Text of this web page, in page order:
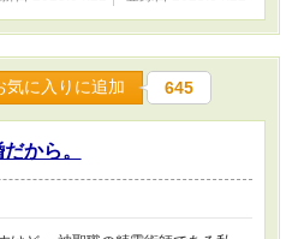
気に入りに追加 645
から。